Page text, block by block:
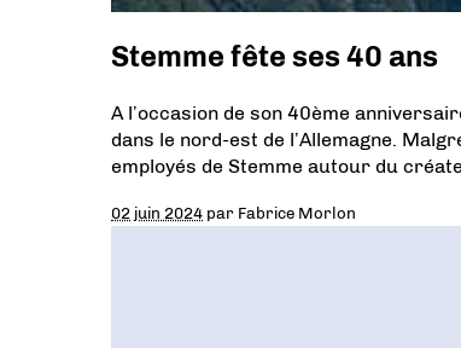
Stemme fête ses 40 ans
A l’occasion de son 40ème
dans le nord-est de l’Allemagne.
employés de Stemme autour du
02 juin 2024 par Fabrice Morlon